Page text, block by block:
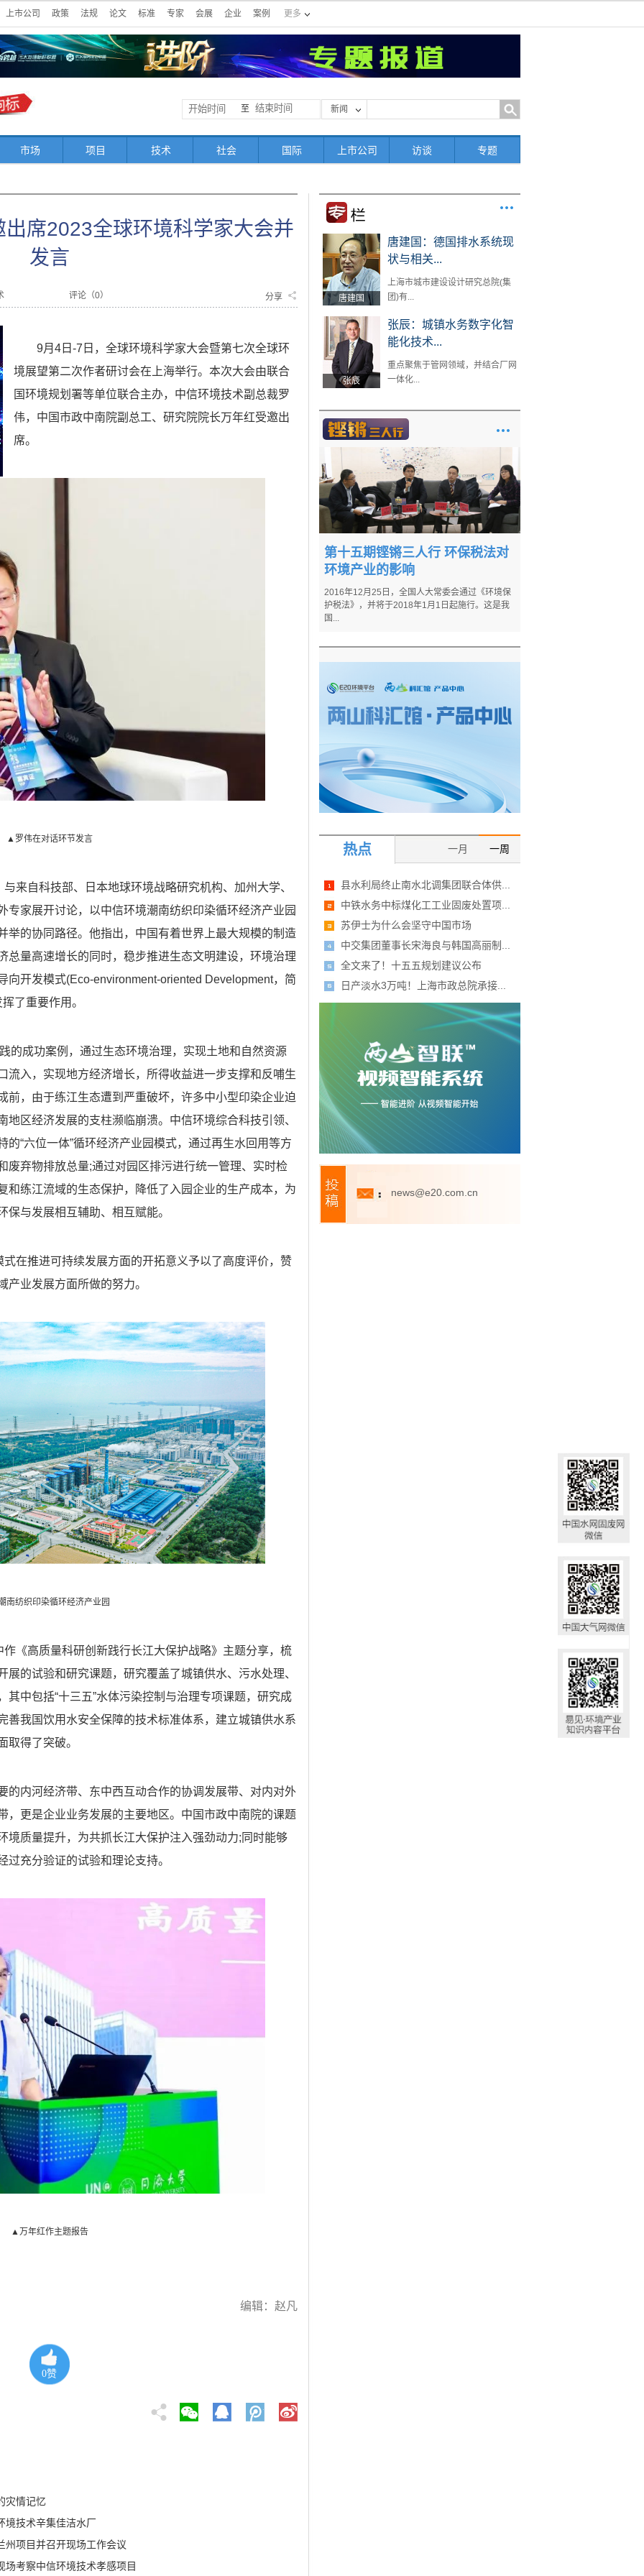
上市公司 政策 法规 论文 标准 专家 会展 企业 案例 更多
至 新闻
市场 项目 技术 社会 国际 上市公司 访谈 专题
席2023全球环境科学家大会并
发言
评论（0） 分享
9月4日-7日，全球环境科学家大会暨第七次全球环
境展望第二次作者研讨会在上海举行。本次大会由联合
国环境规划署等单位联合主办，中信环境技术副总裁罗
伟，中国市政中南院副总工、研究院院长万年红受邀出
席。
▲罗伟在对话环节发言
来自科技部、日本地球环境战略研究机构、加州大学、
专家展开讨论，以中信环境潮南纺织印染循环经济产业园
举的协同路径。他指出，中国有着世界上最大规模的制造
总量高速增长的同时，稳步推进生态文明建设，环境治理
向开发模式(Eco-environment-oriented Development，简
了重要作用。
的成功案例，通过生态环境治理，实现土地和自然资源
流入，实现地方经济增长，所得收益进一步支撑和反哺生
前，由于练江生态遭到严重破坏，许多中小型印染企业迫
区经济发展的支柱濒临崩溃。中信环境综合科技引领、
“六位一体”循环经济产业园模式，通过再生水回用等方
废弃物排放总量;通过对园区排污进行统一管理、实时检
和练江流域的生态保护，降低了入园企业的生产成本，为
与发展相互辅助、相互赋能。
式在推进可持续发展方面的开拓意义予以了高度评价，赞
业发展方面所做的努力。
南纺织印染循环经济产业园
作《高质量科研创新践行长江大保护战略》主题分享，梳
的试验和研究课题，研究覆盖了城镇供水、污水处理、
中包括“十三五”水体污染控制与治理专项课题，研究成
善我国饮用水安全保障的技术标准体系，建立城镇供水系
取得了突破。
的内河经济带、东中西互动合作的协调发展带、对内对外
，更是企业业务发展的主要地区。中国市政中南院的课题
境质量提升，为共抓长江大保护注入强劲动力;同时能够
充分验证的试验和理论支持。
▲万年红作主题报告
编辑：赵凡
0赞
灾情记忆​
境技术辛集佳洁水厂
州项目并召开现场工作会议
场考察中信环境技术孝感项目
唐建国
唐建国：德国排水系统现
状与相关...
上海市城市建设设计研究总院(集
团)有...
张辰
张辰：城镇水务数字化智
能化技术...
重点聚焦于管网领域，并结合厂网
一体化...
第十五期铿锵三人行 环保税法对
环境产业的影响
2016年12月25日，全国人大常委会通过《环境保
护税法》，并将于2018年1月1日起施行。这是我
国...
热点 一周
一月
县水利局终止南水北调集团联合体供...
中铁水务中标煤化工工业固废处置项...
苏伊士为什么会坚守中国市场
中交集团董事长宋海良与韩国高丽制...
全文来了！十五五规划建议公布
日产淡水3万吨！上海市政总院承接...
news@e20.com.cn